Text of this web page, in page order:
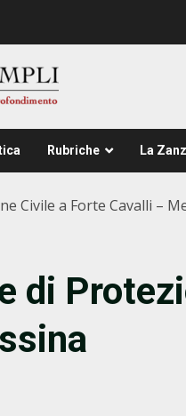
Rubriche La
Civile a Forte Cavalli –
di